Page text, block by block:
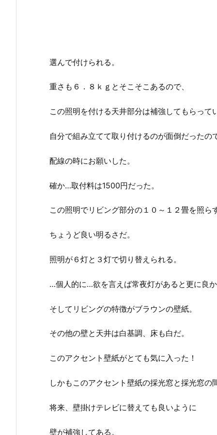
選んで付けられる。
重さも６．８ｋｇとそこそこあるので、
この照明を付ける天井部分は補強してもらって
自分で組み立てて取り付けるのが面倒だったので
配線の時にお願いした。
確か…取付料は1500円だった。
この照明でリビング部分の１０～１２畳を照ら
ちょうど良い明るさだ。
照明が６灯と３灯で切り替えられる。
…個人的に…欲を言えば常夜灯があると更に良か
そしてリビングの特徴がブラウンの壁紙。
その他の壁と天井は白基調、床も白だ。
このアクセント壁紙がとても気に入った！
しかもこのアクセント壁紙の採光窓と採光窓の
将来、壁掛けテレビに替えても良いように
壁が補強してある。